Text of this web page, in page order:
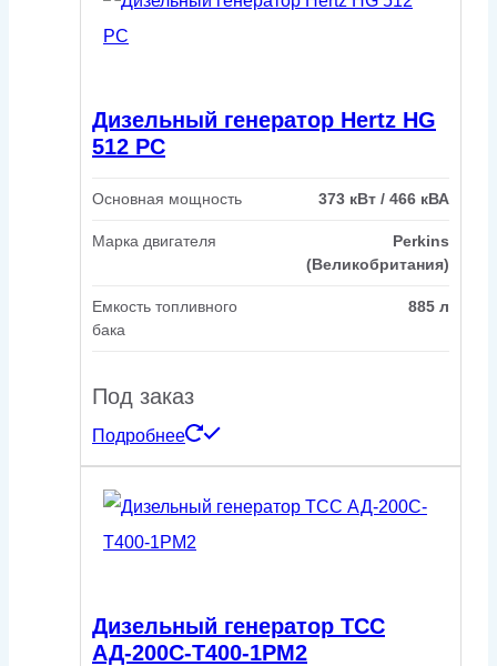
Дизельный генератор Hertz HG
512 PC
Основная мощность 373 кВт / 466 кВА
Марка двигателя
Perkins
(Великобритания)
Емкость топливного
бака
885 л
Под заказ
Подробнее
Дизельный генератор ТСС
АД-200С-Т400-1РМ2